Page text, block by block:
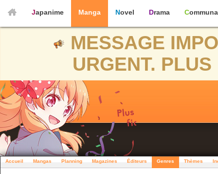
Japanime Manga Novel Drama
MESSAGE
URGENT.
Accueil Mangas Planning Magazines Éditeurs Genres Thèmes